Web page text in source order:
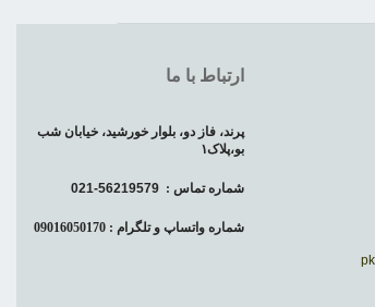
ارتباط با ما
پرند، فاز دو، بلوار خورشید، خیابان شب
بو،پلاک۱
شماره تماس : 56219579-021
شماره واتساپ و تلگرام : 09016050170